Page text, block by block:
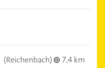
(Reichenbach)
7,4 km